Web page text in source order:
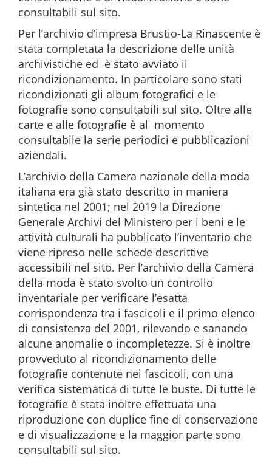
consultabili sul sito.
Per l’archivio d’impresa Brustio-La Rinascente è
stata completata la descrizione delle unità
archivistiche ed è stato avviato il
ricondizionamento. In particolare sono stati
ricondizionati gli album fotografici e le
fotografie sono consultabili sul sito. Oltre alle
carte e alle fotografie è al momento
consultabile la serie periodici e pubblicazioni
aziendali.
L’archivio della Camera nazionale della moda
italiana era già stato descritto in maniera
sintetica nel 2001; nel 2019 la Direzione
Generale Archivi del Ministero per i beni e le
attività culturali ha pubblicato l’inventario che
viene ripreso nelle schede descrittive
accessibili nel sito. Per l’archivio della Camera
della moda è stato svolto un controllo
inventariale per verificare l’esatta
corrispondenza tra i fascicoli e il primo elenco
di consistenza del 2001, rilevando e sanando
alcune anomalie o incompletezze. Si è inoltre
provveduto al ricondizionamento delle
fotografie contenute nei fascicoli, con una
verifica sistematica di tutte le buste. Di tutte le
fotografie è stata inoltre effettuata una
riproduzione con duplice fine di conservazione
e di visualizzazione e la maggior parte sono
consultabili sul sito.